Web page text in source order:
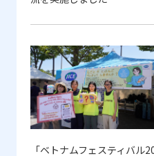
複合（地域）
事業 （複数選択可）
留学生受入支援
「ベトナムフェスティバル